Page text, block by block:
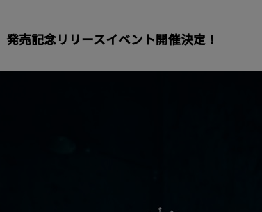
発売記念リリースイベント開催決定！